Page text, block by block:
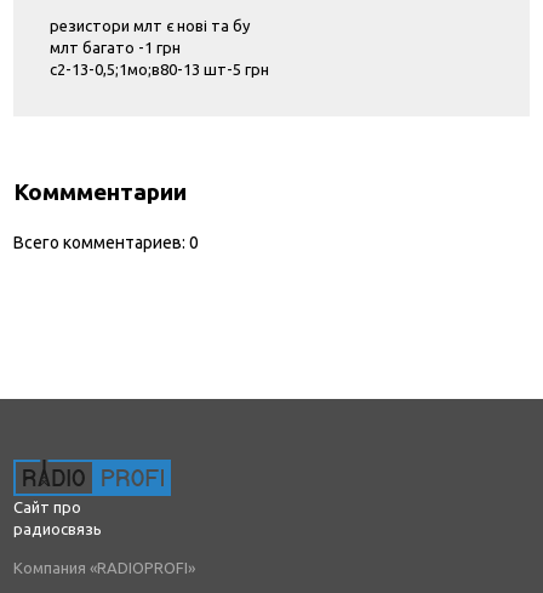
резистори млт є нові та бу
млт багато -1 грн
с2-13-0,5;1мо;в80-13 шт-5 грн
Коммментарии
Всего комментариев:0
Сайт про
радиосвязь
Компания «RADIOPROFI»